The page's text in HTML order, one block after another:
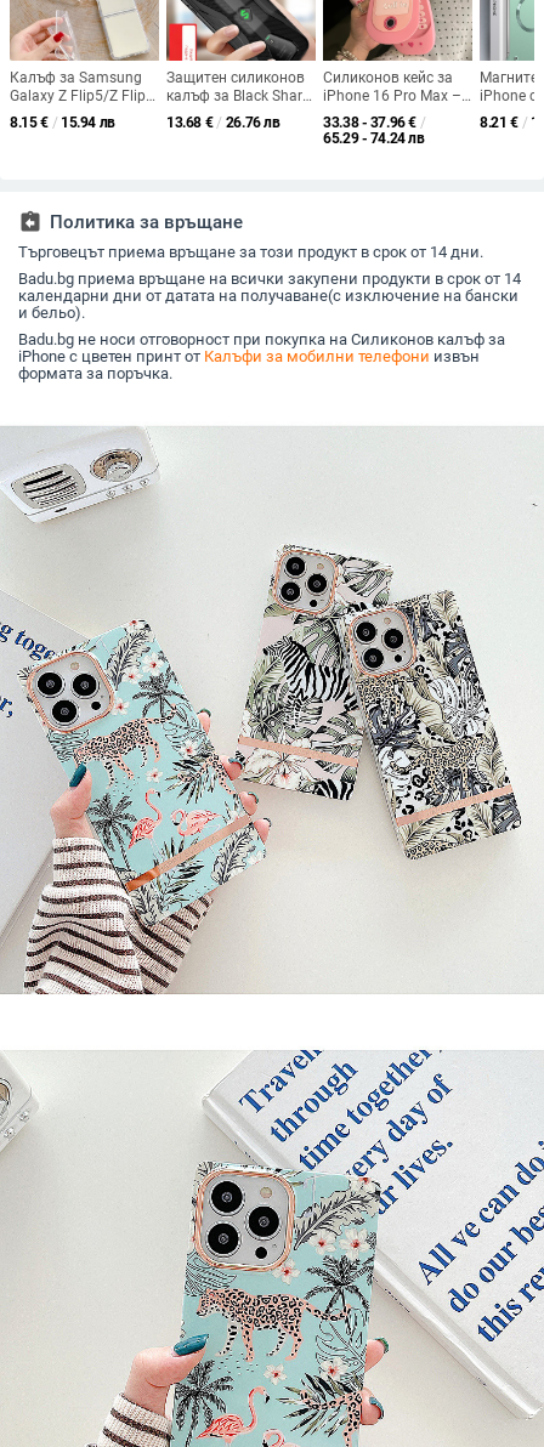
Калъф за Samsung
Galaxy Z Flip5/Z Flip4
със сгъваем екран,
защита в четирите
8.15€ / 15.94 лв
Защитен силиконов
калъф за Black Shark
4 Pro, Black Shark 3 и
Black Shark 4 —
13.68 € / 26.76 лв
Силиконов кейс за
iPhone 16 Pro Max –
сладък мотив с роза,
ударопоглъщащ
33.38 - 37.96€ /
65.29 - 74.24 лв
iPhone с
метално
без
8.21 € /
assignment_return Политика за връщане
Търговецът приема връщане за този продукт в срок от 14 дни.
Badu.bg приема връщане на всички закупени продукти в срок от 14
календарни дни от датата на получаване(с изключение на бански
и бельо).
Badu.bg не носи отговорност при покупка на Силиконов калъф за
iPhone с цветен принт от Калъфи за мобилни телефони извън
формата за поръчка.